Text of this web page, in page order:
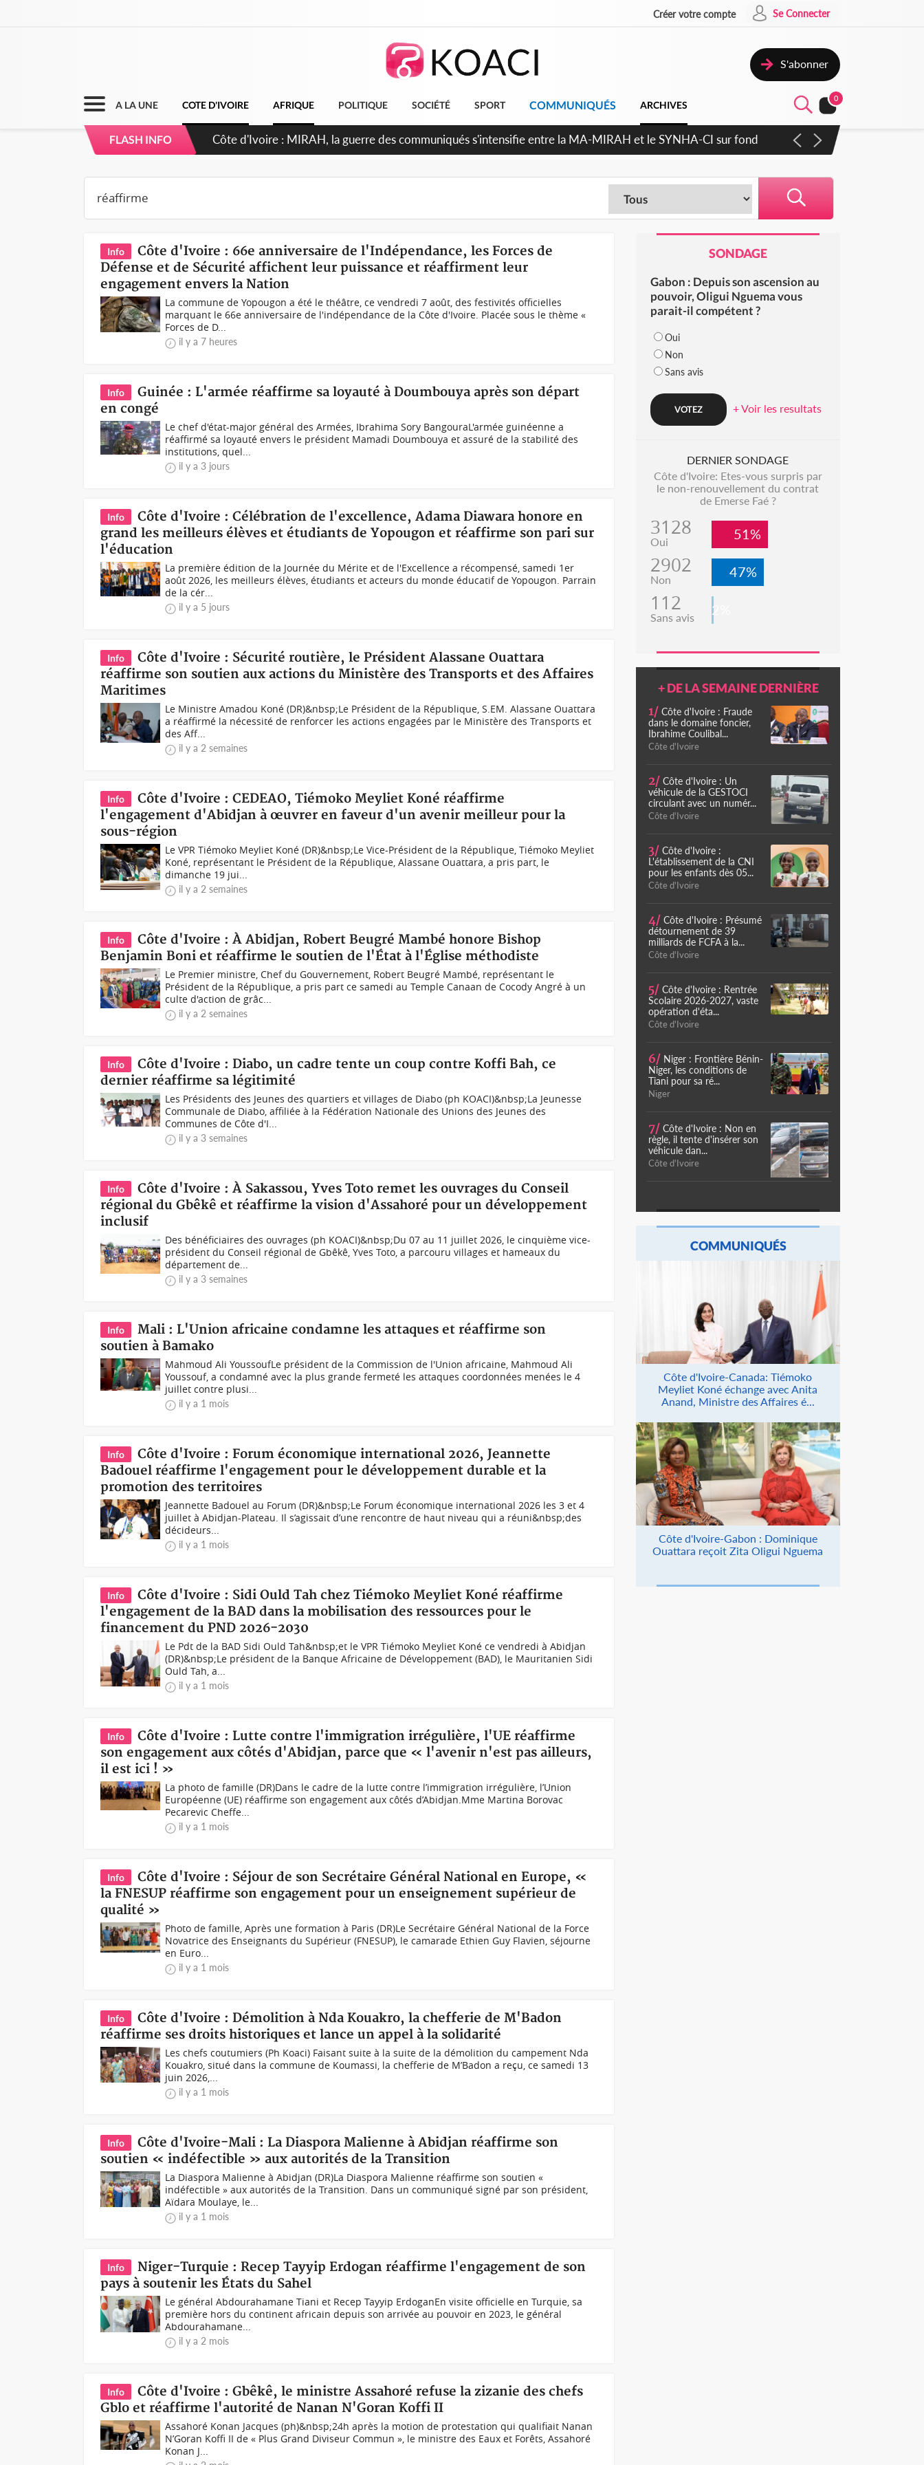
Créer votre compte Se Connecter
S'abonner
A LA UNE COTE D'IVOIRE AFRIQUE POLITIQUE SOCIÉTÉ SPORT COMMUNIQUÉS ARCHIVES
0
FLASH INFO Côte d'Ivoire : Indépendance 2026, Thiam plaide pour un environnement démocratique plus apaisé
Info
Côte d'Ivoire : 66e anniversaire de l'Indépendance, les Forces de
Défense et de Sécurité affichent leur puissance et réaffirment leur
engagement envers la Nation
La commune de Yopougon a été le théâtre, ce vendredi 7 août, des festivités officielles
marquant le 66e anniversaire de l'indépendance de la Côte d'Ivoire. Placée sous le thème «
Forces de D...
il y a 7 heures
Info
Guinée : L'armée réaffirme sa loyauté à Doumbouya après son départ
en congé
Le chef d'état-major général des Armées, Ibrahima Sory BangouraL'armée guinéenne a
réaffirmé sa loyauté envers le président Mamadi Doumbouya et assuré de la stabilité des
institutions, quel...
il y a 3 jours
Info
Côte d'Ivoire : Célébration de l'excellence, Adama Diawara honore en
grand les meilleurs élèves et étudiants de Yopougon et réaffirme son pari sur
l'éducation
La première édition de la Journée du Mérite et de l'Excellence a récompensé, samedi 1er
août 2026, les meilleurs élèves, étudiants et acteurs du monde éducatif de Yopougon. Parrain
de la cér...
il y a 5 jours
Info
Côte d'Ivoire : Sécurité routière, le Président Alassane Ouattara
réaffirme son soutien aux actions du Ministère des Transports et des Affaires
Maritimes
Le Ministre Amadou Koné (DR)&nbsp;Le Président de la République, S.EM. Alassane Ouattara
a réaffirmé la nécessité de renforcer les actions engagées par le Ministère des Transports et
des Aff...
il y a 2 semaines
Info
Côte d'Ivoire : CEDEAO, Tiémoko Meyliet Koné réaffirme
l'engagement d'Abidjan à œuvrer en faveur d'un avenir meilleur pour la
sous-région
Le VPR Tiémoko Meyliet Koné (DR)&nbsp;Le Vice-Président de la République, Tiémoko Meyliet
Koné, représentant le Président de la République, Alassane Ouattara, a pris part, le
dimanche 19 jui...
il y a 2 semaines
Info
Côte d'Ivoire : À Abidjan, Robert Beugré Mambé honore Bishop
Benjamin Boni et réaffirme le soutien de l'État à l'Église méthodiste
Le Premier ministre, Chef du Gouvernement, Robert Beugré Mambé, représentant le
Président de la République, a pris part ce samedi au Temple Canaan de Cocody Angré à un
culte d'action de grâc...
il y a 2 semaines
Info
Côte d'Ivoire : Diabo, un cadre tente un coup contre Koffi Bah, ce
dernier réaffirme sa légitimité
Les Présidents des Jeunes des quartiers et villages de Diabo (ph KOACI)&nbsp;La Jeunesse
Communale de Diabo, affiliée à la Fédération Nationale des Unions des Jeunes des
Communes de Côte d'I...
il y a 3 semaines
Info
Côte d'Ivoire : À Sakassou, Yves Toto remet les ouvrages du Conseil
régional du Gbêkê et réaffirme la vision d'Assahoré pour un développement
inclusif
Des bénéficiaires des ouvrages (ph KOACI)&nbsp;Du 07 au 11 juillet 2026, le cinquième vice-
président du Conseil régional de Gbêkê, Yves Toto, a parcouru villages et hameaux du
département de...
il y a 3 semaines
Info
Mali : L'Union africaine condamne les attaques et réaffirme son
soutien à Bamako
Mahmoud Ali YoussoufLe président de la Commission de l'Union africaine, Mahmoud Ali
Youssouf, a condamné avec la plus grande fermeté les attaques coordonnées menées le 4
juillet contre plusi...
il y a 1 mois
Info
Côte d'Ivoire : Forum économique international 2026, Jeannette
Badouel réaffirme l'engagement pour le développement durable et la
promotion des territoires
Jeannette Badouel au Forum (DR)&nbsp;Le Forum économique international 2026 les 3 et 4
juillet à Abidjan-Plateau. Il s’agissait d’une rencontre de haut niveau qui a réuni&nbsp;des
décideurs...
il y a 1 mois
Info
Côte d'Ivoire : Sidi Ould Tah chez Tiémoko Meyliet Koné réaffirme
l'engagement de la BAD dans la mobilisation des ressources pour le
financement du PND 2026-2030
Le Pdt de la BAD Sidi Ould Tah&nbsp;et le VPR Tiémoko Meyliet Koné ce vendredi à Abidjan
(DR)&nbsp;Le président de la Banque Africaine de Développement (BAD), le Mauritanien Sidi
Ould Tah, a...
il y a 1 mois
Info
Côte d'Ivoire : Lutte contre l'immigration irrégulière, l'UE réaffirme
son engagement aux côtés d'Abidjan, parce que « l'avenir n'est pas ailleurs,
il est ici ! »
La photo de famille (DR)Dans le cadre de la lutte contre l’immigration irrégulière, l’Union
Européenne (UE) réaffirme son engagement aux côtés d’Abidjan.Mme Martina Borovac
Pecarevic Cheffe...
il y a 1 mois
Info
Côte d'Ivoire : Séjour de son Secrétaire Général National en Europe, «
la FNESUP réaffirme son engagement pour un enseignement supérieur de
qualité »
Photo de famille, Après une formation à Paris (DR)Le Secrétaire Général National de la Force
Novatrice des Enseignants du Supérieur (FNESUP), le camarade Ethien Guy Flavien, séjourne
en Euro...
il y a 1 mois
Info
Côte d'Ivoire : Démolition à Nda Kouakro, la chefferie de M'Badon
réaffirme ses droits historiques et lance un appel à la solidarité
Les chefs coutumiers (Ph Koaci) Faisant suite à la suite de la démolition du campement Nda
Kouakro, situé dans la commune de Koumassi, la chefferie de M’Badon a reçu, ce samedi 13
juin 2026,...
il y a 1 mois
Info
Côte d'Ivoire-Mali : La Diaspora Malienne à Abidjan réaffirme son
soutien « indéfectible » aux autorités de la Transition
La Diaspora Malienne à Abidjan (DR)La Diaspora Malienne réaffirme son soutien «
indéfectible » aux autorités de la Transition. Dans un communiqué signé par son président,
Aïdara Moulaye, le...
il y a 1 mois
Info
Niger-Turquie : Recep Tayyip Erdogan réaffirme l'engagement de son
pays à soutenir les États du Sahel
Le général Abdourahamane Tiani et Recep Tayyip ErdoganEn visite officielle en Turquie, sa
première hors du continent africain depuis son arrivée au pouvoir en 2023, le général
Abdourahamane...
il y a 2 mois
Info
Côte d'Ivoire : Gbêkê, le ministre Assahoré refuse la zizanie des chefs
Gblo et réaffirme l'autorité de Nanan N'Goran Koffi II
Assahoré Konan Jacques (ph)&nbsp;24h après la motion de protestation qui qualifiait Nanan
N’Goran Koffi II de « Plus Grand Diviseur Commun », le ministre des Eaux et Forêts, Assahoré
Konan J...
SONDAGE
Gabon : Depuis son ascension au
pouvoir, Oligui Nguema vous
parait-il compétent ?
Oui
Non
Sans avis
+ Voir les resultats
DERNIER SONDAGE
Côte d'Ivoire: Etes-vous surpris par
le non-renouvellement du contrat
de Emerse Faé ?
3128
Oui 51%
2902
Non 47%
112
Sans avis 2%
+ DE LA SEMAINE DERNIÈRE
1/ Côte d'Ivoire : Fraude
dans le domaine foncier,
Ibrahime Coulibal...
Côte d'Ivoire
2/ Côte d'Ivoire : Un
véhicule de la GESTOCI
circulant avec un numér...
Côte d'Ivoire
3/ Côte d'Ivoire :
L'établissement de la CNI
pour les enfants dès 05...
Côte d'Ivoire
4/ Côte d'Ivoire : Présumé
détournement de 39
milliards de FCFA à la...
Côte d'Ivoire
5/ Côte d'Ivoire : Rentrée
Scolaire 2026-2027, vaste
opération d'éta...
Côte d'Ivoire
6/ Niger : Frontière Bénin-
Niger, les conditions de
Tiani pour sa ré...
Niger
7/ Côte d'Ivoire : Non en
règle, il tente d'insérer son
véhicule dan...
Côte d'Ivoire
COMMUNIQUÉS
Côte d'Ivoire-Canada: Tiémoko
Meyliet Koné échange avec Anita
Anand, Ministre des Affaires é...
Côte d'Ivoire-Gabon : Dominique
Ouattara reçoit Zita Oligui Nguema